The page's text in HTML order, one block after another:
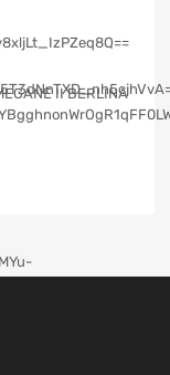
II BERLINA